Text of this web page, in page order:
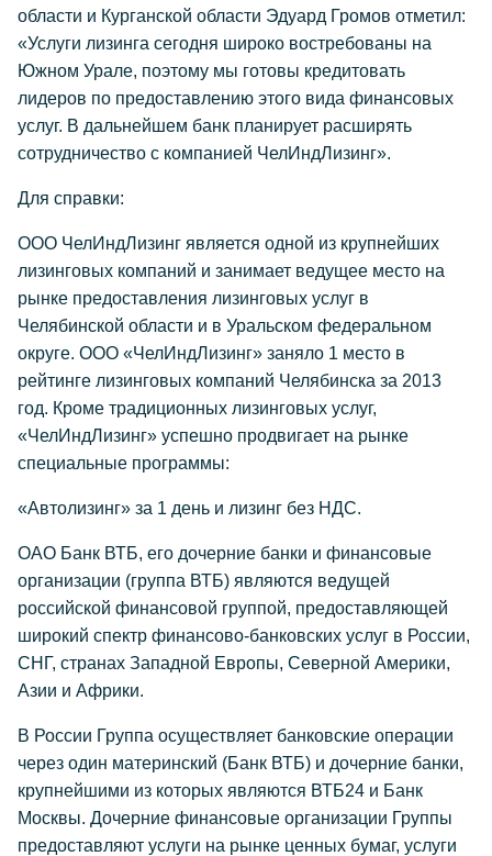
области и Курганской области Эдуард Громов отметил:
«Услуги лизинга сегодня широко востребованы на
Южном Урале, поэтому мы готовы кредитовать
лидеров по предоставлению этого вида финансовых
услуг. В дальнейшем банк планирует расширять
сотрудничество с компанией ЧелИндЛизинг».
Для справки:
ООО ЧелИндЛизинг является одной из крупнейших
лизинговых компаний и занимает ведущее место на
рынке предоставления лизинговых услуг в
Челябинской области и в Уральском федеральном
округе. ООО «ЧелИндЛизинг» заняло 1 место в
рейтинге лизинговых компаний Челябинска за 2013
год. Кроме традиционных лизинговых услуг,
«ЧелИндЛизинг» успешно продвигает на рынке
специальные программы:
«Автолизинг» за 1 день и лизинг без НДС.
ОАО Банк ВТБ, его дочерние банки и финансовые
организации (группа ВТБ) являются ведущей
российской финансовой группой, предоставляющей
широкий спектр финансово-банковских услуг в России,
СНГ, странах Западной Европы, Северной Америки,
Азии и Африки.
В России Группа осуществляет банковские операции
через один материнский (Банк ВТБ) и дочерние банки,
крупнейшими из которых являются ВТБ24 и Банк
Москвы. Дочерние финансовые организации Группы
предоставляют услуги на рынке ценных бумаг, услуги